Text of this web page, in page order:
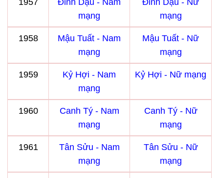
1957
Đinh Dậu - Nam
mạng
Đinh Dậu - Nữ
mạng
1958
Mậu Tuất - Nam
mạng
Mậu Tuất - Nữ
mạng
1959
Kỷ Hợi - Nam
mạng
Kỷ Hợi - Nữ mạng
1960
Canh Tý - Nam
mạng
Canh Tý - Nữ
mạng
1961
Tân Sửu - Nam
mạng
Tân Sửu - Nữ
mạng